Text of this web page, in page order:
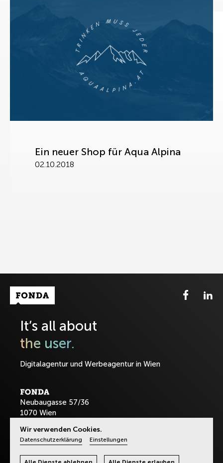
Ein neuer Shop für Aqua Alpina
02.10.2018
Fonda Logo
It’s all about
the user.
Digitalagentur und Werbeagentur in Wien
Neubaugasse 57/36
1070 Wien
T:+43-1-8901589
office@fonda.at
Wir verwenden Cookies.
Datenschutzerklärung Einstellungen